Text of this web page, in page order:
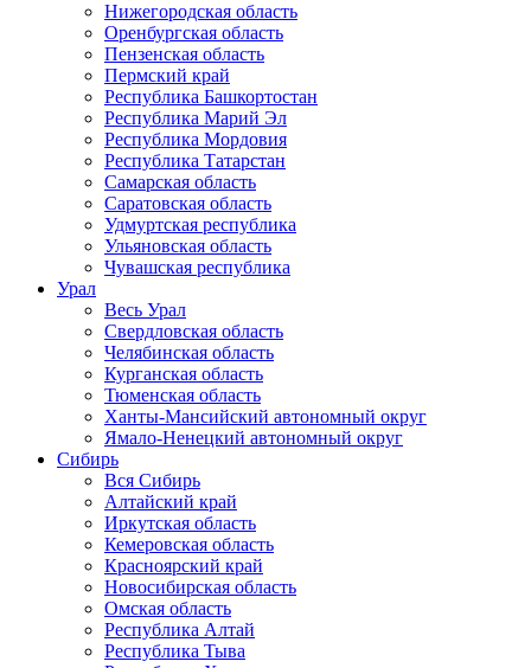
Нижегородская область
Оренбургская область
Пензенская область
Пермский край
Республика Башкортостан
Республика Марий Эл
Республика Мордовия
Республика Татарстан
Самарская область
Саратовская область
Удмуртская республика
Ульяновская область
Чувашская республика
Урал
Весь Урал
Свердловская область
Челябинская область
Курганская область
Тюменская область
Ханты-Мансийский автономный округ
Ямало-Ненецкий автономный округ
Сибирь
Вся Сибирь
Алтайский край
Иркутская область
Кемеровская область
Красноярский край
Новосибирская область
Омская область
Республика Алтай
Республика Тыва